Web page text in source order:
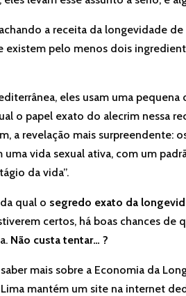
a receita da longevidade
existem pelo menos dois
eles usam uma
o papel exato do alecrim nessa
a revelação mais surpreendente:
uma vida sexual ativa, com um
da vida”.
qual o segredo exato da
certos, há boas chances de
Não custa tentar… ?
mais sobre a Economia da
mantém um site na internet